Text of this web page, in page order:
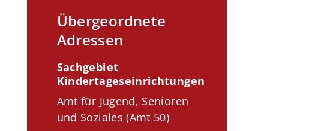
Übergeordnete
Adressen
Sachgebiet
Kindertageseinrichtungen
Amt für Jugend, Senioren
und Soziales (Amt 50)